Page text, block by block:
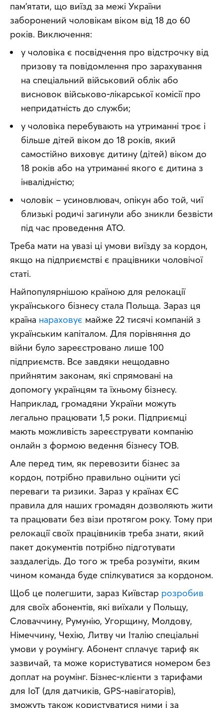
пам’ятати, що виїзд за межі України
заборонений чоловікам віком від 18 до 60
років. Виключення:
у чоловіка є посвідчення про відстрочку від
призову та повідомлення про зарахування
на спеціальний військовий облік або
висновок військово-лікарської комісії про
непридатність до служби;
у чоловіка перебувають на утриманні троє і
більше дітей віком до 18 років, який
самостійно виховує дитину (дітей) віком до
18 років або на утриманні якого є дитина з
інвалідністю;
чоловік – усиновлювач, опікун або той, чиї
близькі родичі загинули або зникли безвісти
під час проведення АТО.
Треба мати на увазі ці умови виїзду за кордон,
якщо на підприємстві є працівники чоловічої
статі.
Найпопулярнішою країною для релокації
українського бізнесу стала Польща. Зараз ця
країна нараховує майже 22 тисячі компаній з
українським капіталом. Для порівняння до
війни було зареєстровано лише 100
підприємств. Все завдяки нещодавно
прийнятим законам, які спрямовані на
допомогу українцям та їхньому бізнесу.
Наприклад, громадяни України можуть
легально працювати 1,5 роки. Підприємці
мають можливість зареєструвати компанію
онлайн з формою ведення бізнесу ТОВ.
Але перед тим, як перевозити бізнес за
кордон, потрібно правильно оцінити усі
переваги та ризики. Зараз у країнах ЄС
правила для наших громадян дозволяють жити
та працювати без візи протягом року. Тому при
релокації своїх працівників треба знати, який
пакет документів потрібно підготувати
заздалегідь. До того ж треба розуміти, яким
чином команда буде спілкуватися за кордоном.
Щоб це полегшити, зараз Київстар розробив
для своїх абонентів, які виїхали у Польщу,
Словаччину, Румунію, Угорщину, Молдову,
Німеччину, Чехію, Литву чи Італію спеціальні
умови у роумінгу. Абонент сплачує тариф як
зазвичай, та може користуватися номером без
доплат на роумінг. Бізнес-клієнти з тарифами
для IoT (для датчиків, GPS-навігаторів),
зможуть також користуватися ними і за